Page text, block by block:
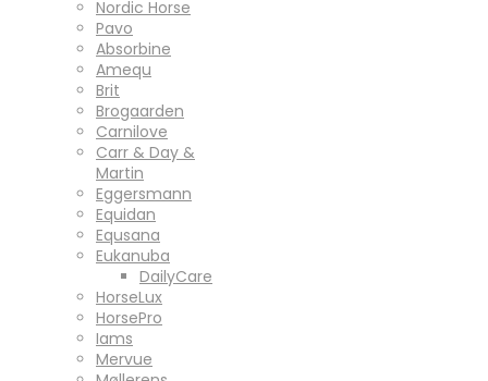
Nordic Horse
Pavo
Absorbine
Amequ
Brit
Brogaarden
Carnilove
Carr & Day &
Martin
Eggersmann
Equidan
Equsana
Eukanuba
DailyCare
HorseLux
HorsePro
Iams
Mervue